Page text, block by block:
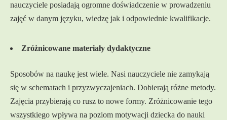
nauczyciele posiadają ogromne doświadczenie w prowadzeniu
zajęć w danym języku, wiedzę jak i odpowiednie kwalifikacje.
Zróżnicowane materiały dydaktyczne
Sposobów na naukę jest wiele. Nasi nauczyciele nie zamykają
się w schematach i przyzwyczajeniach. Dobierają różne metody.
Zajęcia przybierają co rusz to nowe formy. Zróżnicowanie tego
wszystkiego wpływa na poziom motywacji dziecka do nauki